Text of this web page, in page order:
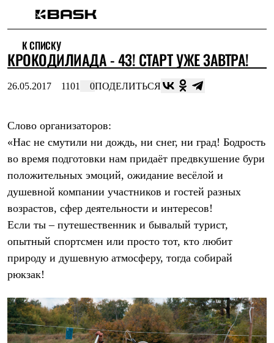
Интернет-магазин
Мужская одежда
Утепленная пухом
Куртки
Брюки
Утепленная синтетикой
Куртки
Штормовая одежда
Куртки
Софтшелл одежда
Куртки
Брюки
Флисовая одежда
Куртки
Брюки
Жилеты
Термобелье
Среднее термобелье
Легкое термобелье
Лёгкая одежда
Футболки
К СПИСКУ
КРОКОДИЛИАДА - 43! СТАРТ УЖЕ ЗАВТРА!
26.05.2017 1101 0ПОДЕЛИТЬСЯ
Слово организаторов:
«Нас не смутили ни дождь, ни снег, ни град! Бодрость
во время подготовки нам придаёт предвкушение бури
положительных эмоций, ожидание весёлой и
душевной компании участников и гостей разных
возрастов, сфер деятельности и интересов!
Если ты – путешественник и бывалый турист,
опытный спортсмен или просто тот, кто любит
природу и душевную атмосферу, тогда собирай
рюкзак!